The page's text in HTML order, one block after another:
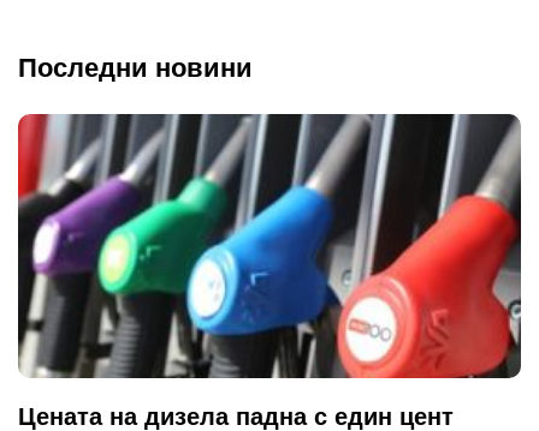
Последни новини
Цената на дизела падна с един цент